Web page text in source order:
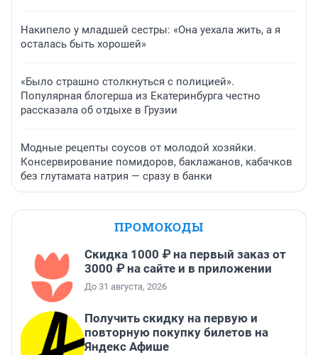
Накипело у младшей сестры: «Она уехала жить, а я
осталась быть хорошей»
«Было страшно столкнуться с полицией».
Популярная блогерша из Екатеринбурга честно
рассказала об отдыхе в Грузии
Модные рецепты соусов от молодой хозяйки.
Консервирование помидоров, баклажанов, кабачков
без глутамата натрия — сразу в банки
ПРОМОКОДЫ
Скидка 1000 ₽ на первый заказ от
3000 ₽ на сайте и в приложении
До 31 августа, 2026
Получить скидку на первую и
повторную покупку билетов на
Яндекс Афише